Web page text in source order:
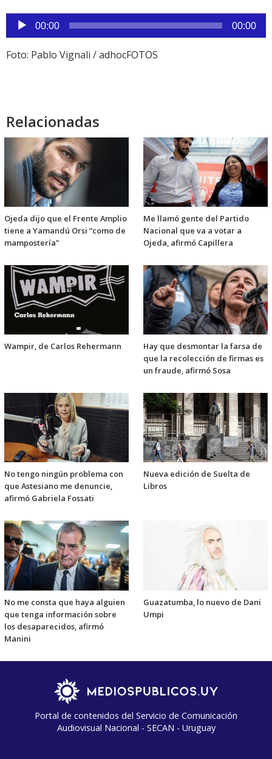
Reproductor
de
audio
00:00 00:00
Foto: Pablo Vignali / adhocFOTOS
Relacionadas
Ojeda dijo que el Frente Amplio
tiene a Yamandú Orsi “como de
mampostería”
Me llamó gente del Partido
Nacional que va a votar a
Ojeda, afirmó Capillera
Wampir, de Carlos Rehermann
Hay que desmontar la farsa de
que la recolección de firmas es
un fraude, afirmó Sosa
No tengo ningún problema con
que Astesiano me denuncie,
afirmó Gabriela Fossati
Nueva edición de Suelta de
Libros
No me consta que haya alguien
que tenga información sobre
los desaparecidos, afirmó
Manini
Guazatumba, lo nuevo de Dani
Umpi
Portal de contenidos del Servicio de Comunicación
Audiovisual Nacional - SECAN - Uruguay